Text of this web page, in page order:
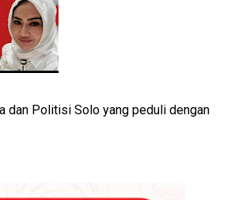
Politisi Solo yang peduli dengan